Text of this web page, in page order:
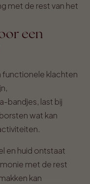
met de rest van het
een
functionele klachten
bandjes, last bij
wat kan
en huid ontstaat
met de rest
kan